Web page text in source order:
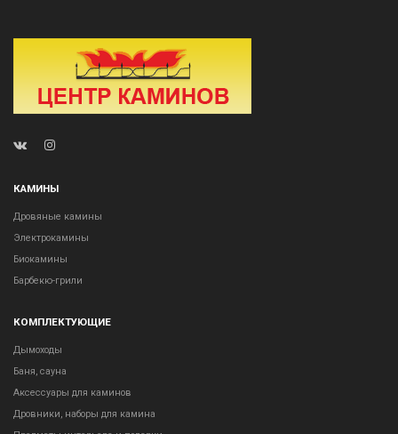
КАМИНЫ
Дровяные камины
Электрокамины
Биокамины
Барбекю-грили
КОМПЛЕКТУЮЩИЕ
Дымоходы
Баня, сауна
Аксессуары для каминов
Дровники, наборы для камина